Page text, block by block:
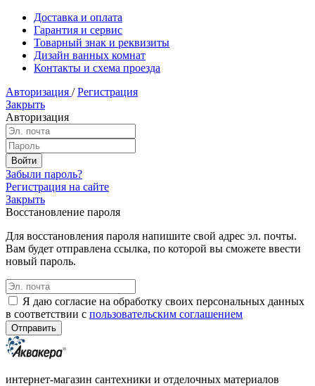
Доставка и оплата
Гарантия и сервис
Товарный знак и реквизиты
Дизайн ванных комнат
Контакты и схема проезда
Авторизация / Регистрация
Закрыть
Авторизация
Забыли пароль?
Регистрация на сайте
Закрыть
Восстановление пароля
Для восстановления пароля напишите свой адрес эл. почты.
Вам будет отправлена ссылка, по которой вы сможете ввести
новый пароль.
Я даю согласие на обработку своих персональных данных
в соответствии с пользовательским соглашением
интернет-магазин сантехники и отделочных материалов